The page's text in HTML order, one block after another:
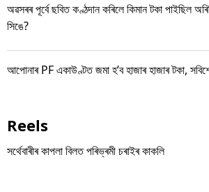
অৱসৰৰ পূৰ্বে ছবিত কণ্ঠদান কৰিলে কিমান টকা পাইছিল
সিঙে?
আপোনাৰ PF একাউণ্টত জমা হ’ব হাজাৰ হাজাৰ টকা,
Reels
সৰ্থেবাৰীৰ কাপলা বিলত পৰিভ্ৰমী চৰাইৰ কাকলি